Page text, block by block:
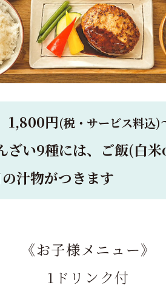
円(税・サービス料込)
ざい9種には、ご飯(白
汁物がつきます
《お子様メニュー》
1ドリンク付